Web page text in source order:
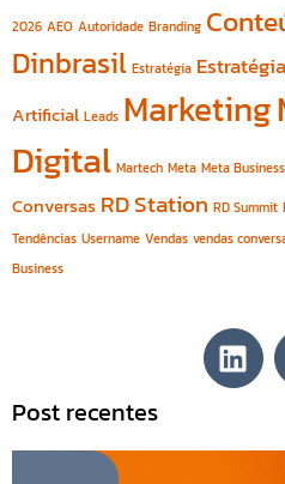
2026 AEO Autoridade Branding
Dinbrasil Estratégia
Artificial Leads Marketing
Digital Martech Meta Meta
Conversas RD Station RD Summit
Tendências Username Vendas vendas
Business
Post recentes